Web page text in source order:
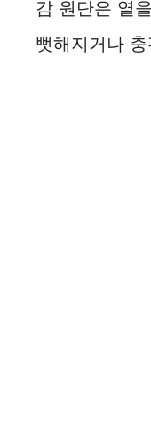
감 원단은 열
뻣해지거나